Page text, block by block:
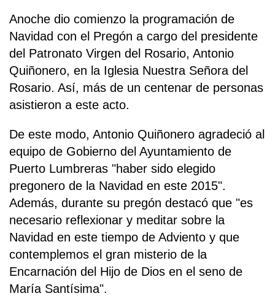
Anoche dio comienzo la programación de
Navidad con el Pregón a cargo del presidente
del Patronato Virgen del Rosario, Antonio
Quiñonero, en la Iglesia Nuestra Señora del
Rosario. Así, más de un centenar de personas
asistieron a este acto.
De este modo, Antonio Quiñonero agradeció al
equipo de Gobierno del Ayuntamiento de
Puerto Lumbreras "haber sido elegido
pregonero de la Navidad en este 2015".
Además, durante su pregón destacó que "es
necesario reflexionar y meditar sobre la
Navidad en este tiempo de Adviento y que
contemplemos el gran misterio de la
Encarnación del Hijo de Dios en el seno de
María Santísima".